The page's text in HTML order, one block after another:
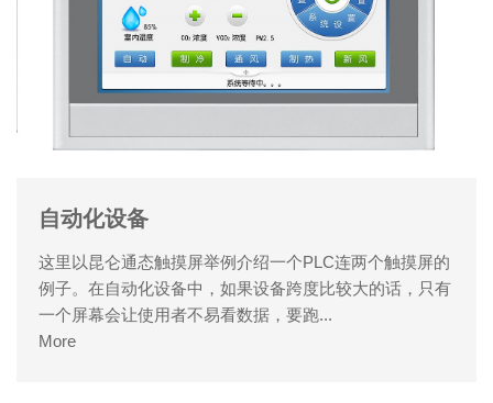
自动化设备
这里以昆仑通态触摸屏举例介绍一个PLC连两个触摸屏的
例子。在自动化设备中，如果设备跨度比较大的话，只有
一个屏幕会让使用者不易看数据，要跑...
More